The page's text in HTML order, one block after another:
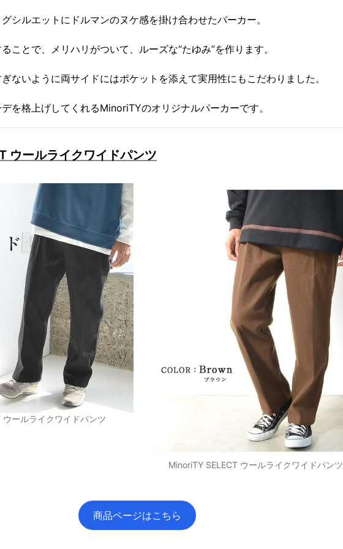
シルエットにドルマンのヌケ感を掛け合わせたパーカー。
ことで、メリハリがついて、ルーズな“たゆみ”を作ります。
ないように両サイドにはポケットを添えて実用性にもこだわりました。
を格上げしてくれるMinoriTYのオリジナルパーカーです。
ウールライクワイドパンツ
ールライクワイドパンツ
MinoriTY SELECT ウールライクワイドパンツ
商品ページはこちら